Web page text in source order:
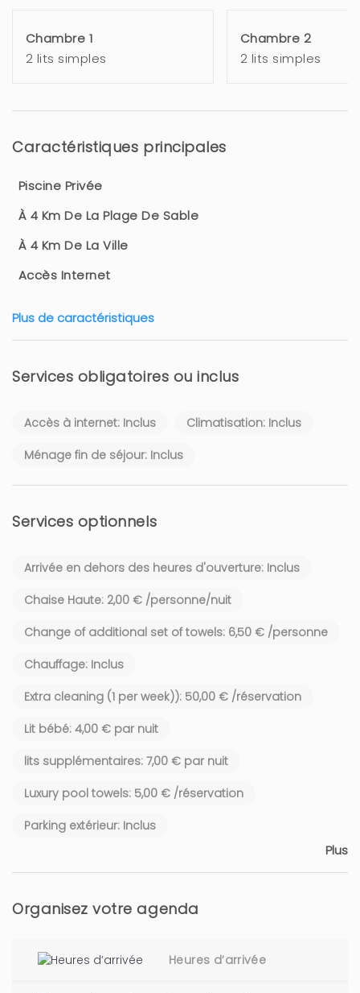
Chambre 1
2 lits simples
Chambre 2
2 lits simples
Caractéristiques principales
Piscine Privée
À 4 Km De La Plage De Sable
À 4 Km De La Ville
Accès Internet
Plus de caractéristiques
Services obligatoires ou inclus
Accès à internet: Inclus
Climatisation: Inclus
Ménage fin de séjour: Inclus
Services optionnels
Arrivée en dehors des heures d'ouverture: Inclus
Chaise Haute: 2,00 € /personne/nuit
Change of additional set of towels: 6,50 € /personne
Chauffage: Inclus
Extra cleaning (1 per week)): 50,00 € /réservation
Lit bébé: 4,00 € par nuit
lits supplémentaires: 7,00 € par nuit
Luxury pool towels: 5,00 € /réservation
Parking extérieur: Inclus
Plus
Organisez votre agenda
Heures d’arrivée